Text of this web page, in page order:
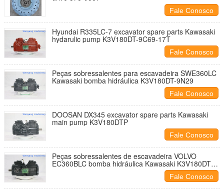
Fale Conosco
Hyundai R335LC-7 excavator spare parts Kawasaki
hydarulic pump K3V180DT-9C69-17T
Fale Conosco
Peças sobressalentes para escavadeira SWE360LC
Kawasaki bomba hidráulica K3V180DT-9N29
Fale Conosco
DOOSAN DX345 excavator spare parts Kawasaki
main pump K3V180DTP
Fale Conosco
Peças sobressalentes de escavadeira VOLVO
EC360BLC bomba hidráulica Kawasaki K3V180DTP-
Fale Conosco